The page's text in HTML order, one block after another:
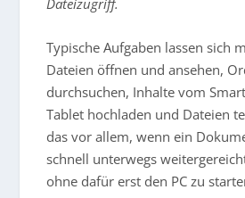
Dateizugriff.
Typische Aufgaben lassen sich
Dateien öffnen und ansehen,
durchsuchen, Inhalte vom
Tablet hochladen und Dateien
das vor allem, wenn ein
schnell unterwegs
ohne dafür erst den PC zu